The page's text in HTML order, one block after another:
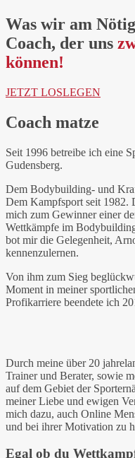
Was wir am
Coach, der uns
können!
JETZT LOSLEGEN
Coach matze
Seit 1996 betreibe ich eine
Gudensberg.
Dem Bodybuilding- und
Dem Kampfsport seit 1982.
mich zum Gewinner einer
Wettkämpfe im
bot mir die Gelegenheit,
kennenzulernen.
Von ihm zum Sieg
Moment in meiner
Profikarriere beendete ich
Durch meine über 20
Trainer und Berater, sowie
auf dem Gebiet der
meiner Liebe und ewigen
mich dazu, auch Online
und bei ihrer Motivation zu
Egal ob du